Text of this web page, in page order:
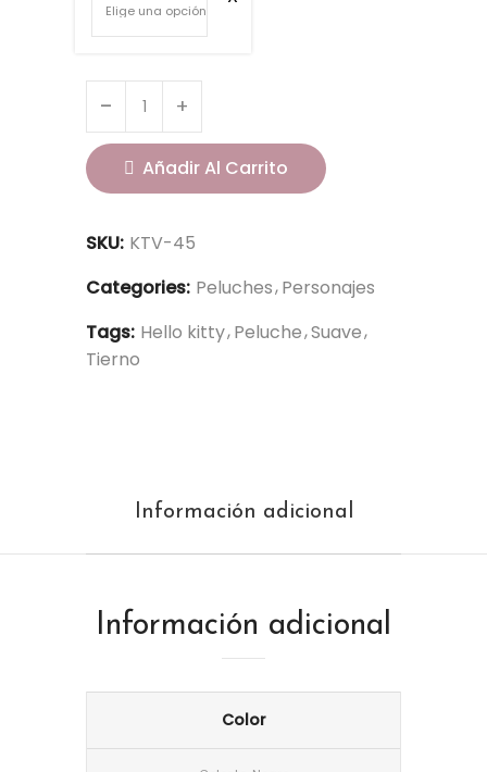
Añadir Al Carrito
SKU: KTV-45
Categories: Peluches Personajes
Tags: Hello kitty Peluche Suave
Tierno
Información adicional
Información adicional
Color